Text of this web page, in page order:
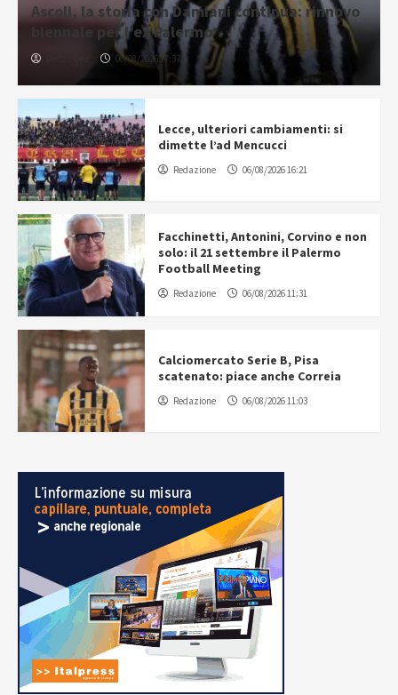
Ascoli, la storia con Damiani continua: rinnovo
biennale per l’ex Palermo
06/08/2026 17:37
Lecce, ulteriori cambiamenti: si
dimette l’ad Mencucci
Redazione 06/08/2026 16:21
Facchinetti, Antonini, Corvino e non
solo: il 21 settembre il Palermo
Football Meeting
Redazione 06/08/2026 11:31
Calciomercato Serie B, Pisa
scatenato: piace anche Correia
Redazione 06/08/2026 11:03